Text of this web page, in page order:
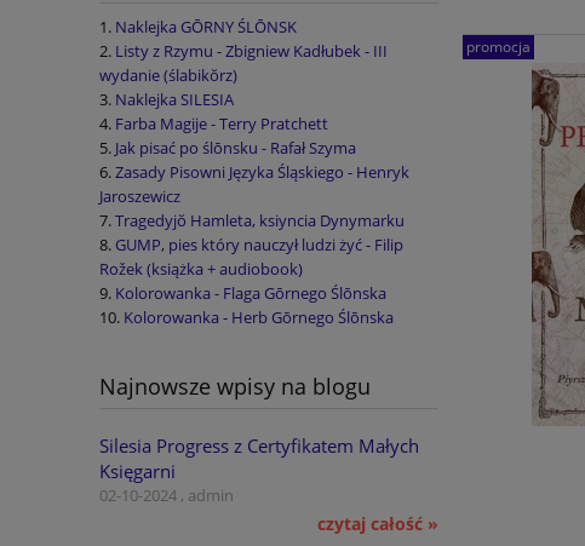
Naklejka GŌRNY ŚLŌNSK
Listy z Rzymu - Zbigniew Kadłubek - III
wydanie (ślabikŏrz)
Naklejka SILESIA
Farba Magije - Terry Pratchett
Jak pisać po ślōnsku - Rafał Szyma
Zasady Pisowni Języka Śląskiego - Henryk
Jaroszewicz
Tragedyjŏ Hamleta, ksiyncia Dynymarku
GUMP, pies który nauczył ludzi żyć - Filip
Rožek (książka + audiobook)
Kolorowanka - Flaga Gōrnego Ślōnska
Kolorowanka - Herb Gōrnego Ślōnska
Najnowsze wpisy na blogu
Silesia Progress z Certyfikatem Małych
Księgarni
02-10-2024 , admin
czytaj całość »
promocja